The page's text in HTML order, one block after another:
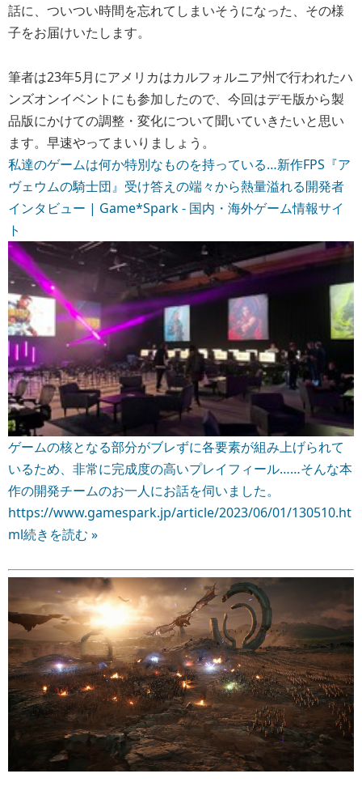
話に、ついつい時間を忘れてしまいそうになった、その様
子をお届けいたします。
筆者は23年5月にアメリカはカルフォルニア州で行われたハ
ンズオンイベントにも参加したので、今回はデモ版から製
品版にかけての調整・変化について聞いていきたいと思い
ます。早速やってまいりましょう。
私達のゲームは何か特別なものを持っている…新作FPS『ア
ヴェウムの騎士団』受け答えの端々から熱量溢れる開発者
インタビュー | Game*Spark - 国内・海外ゲーム情報サイ
ト
ゲームの核となる部分がブレずに各要素が組み上げられて
いるため、非常に完成度の高いプレイフィール……そんな本
作の開発チームのお一人にお話を伺いました。
https://www.gamespark.jp/article/2023/06/01/130510.ht
ml続きを読む »